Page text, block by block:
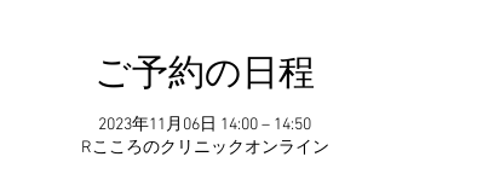
ご予約の日程
2023年11月06日 14:00 – 14:50
Rこころのクリニックオンライン